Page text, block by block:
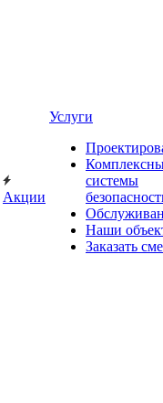
Акции
Услуги
системы
Наши
Заказать